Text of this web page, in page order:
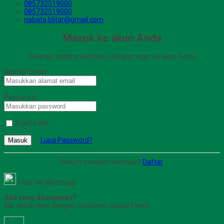
085732519000
085732519000
nabata.blitar@gmail.com
Masuk ke akun Anda
Selamat datang kembali, silahkan login ke akun Anda.
Alamat Email
Password
Ingat Saya
Masuk Lupa Password?
Belum menjadi member? Daftar
Chat via Whatsapp
Ada yang ditanyakan?
Klik untuk chat dengan customer support kami